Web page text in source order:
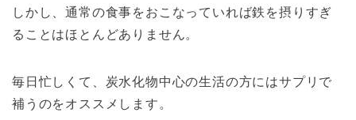
しかし、通常の食事をおこなっていれば鉄を摂りすぎ
ることはほとんどありません。
毎日忙しくて、炭水化物中心の生活の方にはサプリで
補うのをオススメします。